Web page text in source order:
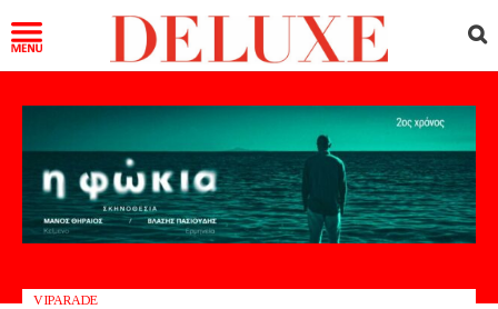
VIPARADE